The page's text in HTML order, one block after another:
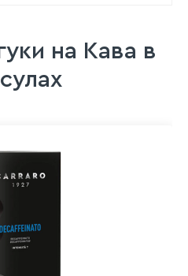
на Кава в